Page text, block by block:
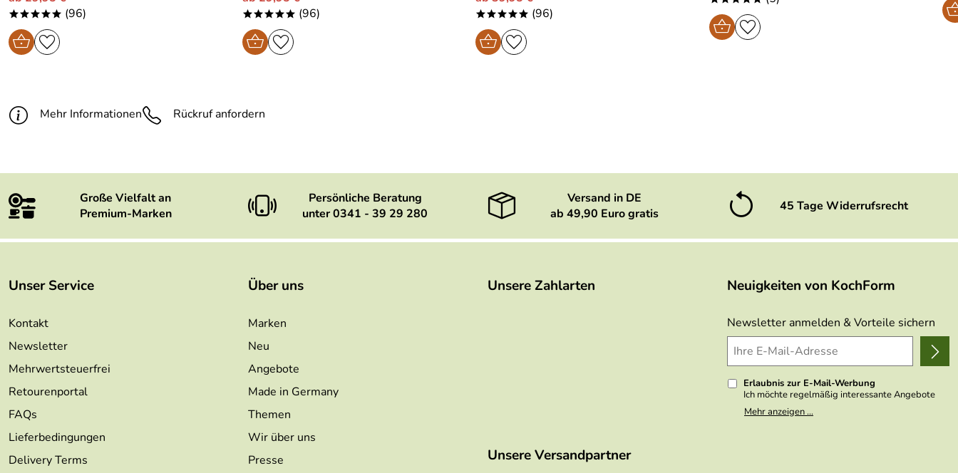
***** (96) ***** (96) ***** (96)
Mehr Informationen Rückruf anfordern
Große Vielfalt an
Premium-Marken
Persönliche Beratung
unter 0341 - 39 29 280
Versand in DE
ab 49,90 Euro gratis
45 Tage Widerrufsrecht
Unser Service
Kontakt
Newsletter
Mehrwertsteuerfrei
Retourenportal
FAQs
Lieferbedingungen
Delivery Terms
Über uns
Marken
Neu
Angebote
Made in Germany
Themen
Wir über uns
Presse
Unsere Zahlarten
Unsere Versandpartner
Neuigkeiten von KochForm
Newsletter anmelden & Vorteile sichern
Erlaubnis zur E-Mail-Werbung
Ich möchte regelmäßig interessante Angebote
per E-Mail erhalten. Meine E-Mail-Adresse wird
nicht an andere Unternehmen weitergegeben. Zu
Mehr anzeigen ...